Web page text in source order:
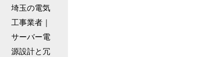
埼玉の電気
工事業者｜
サーバー電
源設計と冗